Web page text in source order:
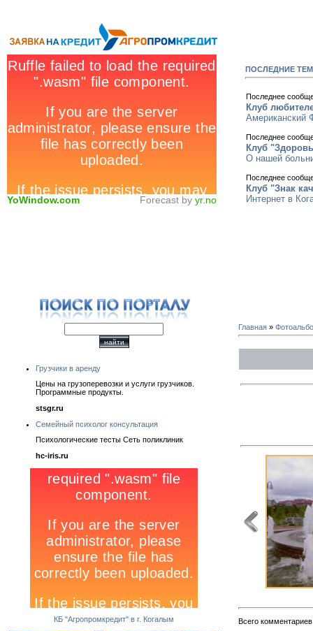
YoWindow.com Forecast by yr.no
ПОСЛЕДНИЕ
Последнее
Клуб
Американский
Последнее
Клуб
О нашей
Последнее
Клуб "Знак
Интернет в
Грузчики в аренду
Цены на грузоперевозки и услуги грузчиков.
Программные продукты.
stsgr.ru
Семейный психолог консультация
Психологические тесты Сеть поликлиник
hc-iris.ru
КБ "Агропромкредит" в г. Когалым
Главная »
Всего комментариев